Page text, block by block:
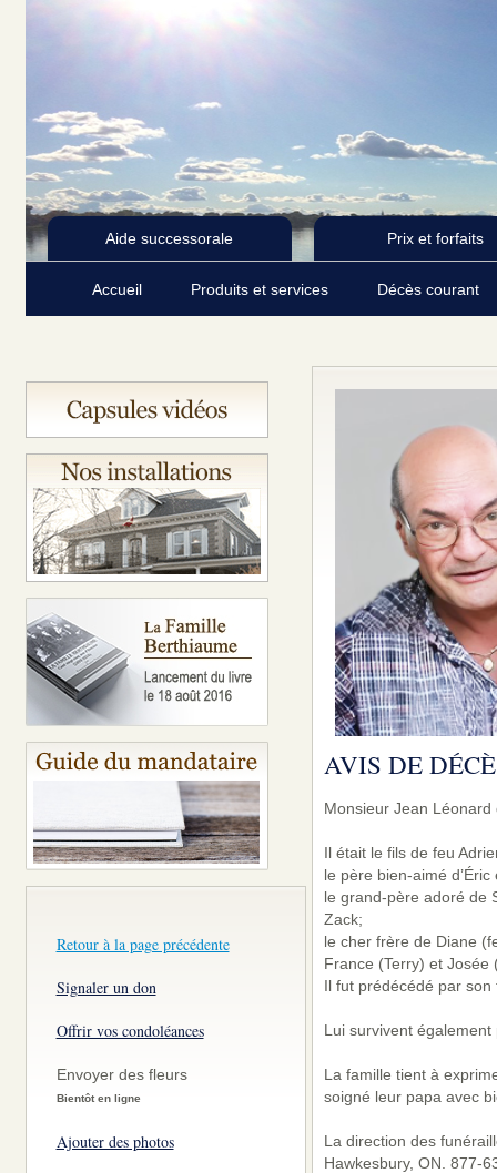
Aide successorale Prix et forfaits
Accueil Produits et services Décès courant
Retour à la page précédente
Signaler un don
Offrir vos condoléances
Envoyer des fleurs
Bientôt en ligne
Ajouter des photos
AVIS DE
Monsieur Jean
Il était le fils de feu
le père bien-aimé
le grand-père adoré de
Zack;
le cher frère de Diane
France (Terry) et Josée
Il fut prédécédé par
Lui survivent
La famille tient à
soigné leur papa avec
La direction des
Hawkesbury, ON. 877-